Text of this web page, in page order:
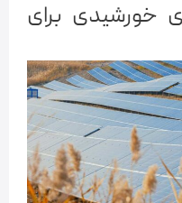
خورشیدی برای